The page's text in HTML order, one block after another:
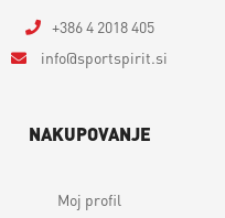
+386 4 2018 405
info
sportspirit.si
NAKUPOVANJE
Moj profil